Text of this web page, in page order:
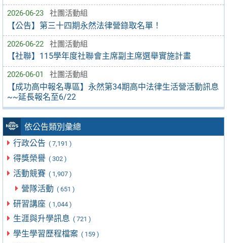
2026-06-23 社團活動組
【公告】第三十四期永然法律營錄取名單！
2026-06-22 社團活動組
【社聯】115學年度社聯會主席副主席選舉實施計畫
2026-06-01 社團活動組
【成功高中報名專區】永然第34期高中法律生活營活動訊息
~~延長報名至6/22
依公告類別彙總
行政公告 ( 7,191 )
得獎榮譽 ( 302 )
活動競賽 ( 1,907 )
營隊活動 ( 651 )
研習講座 ( 1,044 )
生涯與升學訊息 ( 721 )
學生學習歷程檔案 ( 159 )